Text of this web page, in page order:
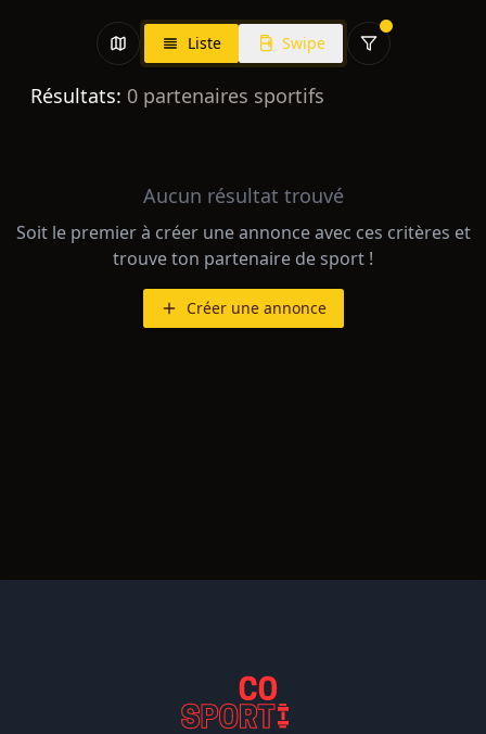
Liste Swipe
Résultats: 0 partenaires sportifs
Aucun résultat trouvé
Soit le premier à créer une annonce avec ces critères et
trouve ton partenaire de sport !
Créer une annonce